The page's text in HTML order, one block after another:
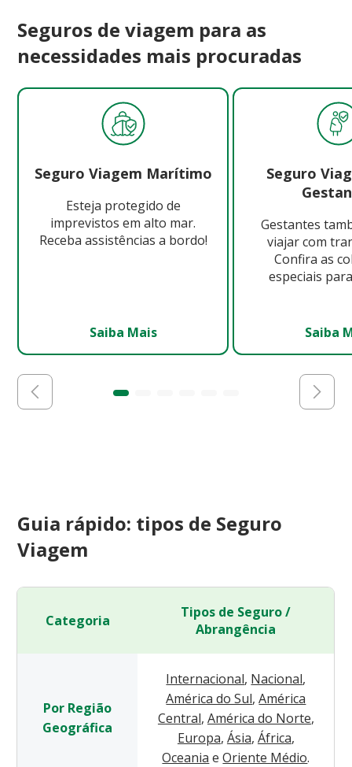
Seguros de viagem para as
necessidades mais procuradas
Seguro Viagem Marítimo
Esteja protegido de
imprevistos em alto mar.
Receba assistências a bordo!
Saiba Mais
Seguro
Gestantes
viajar com
Confira as
especiais
Saiba
Guia rápido: tipos de Seguro
Viagem
Categoria
Tipos de Seguro /
Abrangência
Por Região
Geográfica
Internacional, Nacional,
América do Sul, América
Central, América do Norte,
Europa, Ásia, África,
Oceania e Oriente Médio.